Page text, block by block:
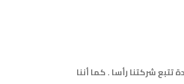
شركتنا رأسا . كما أننا